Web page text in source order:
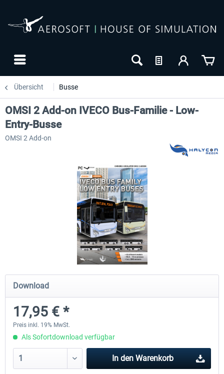
Übersicht Busse
OMSI 2 Add-on Valiant Citybus 7700
Hybrid
OMSI 2 Add-on IVECO Bus-
Low-Entry-Busse
OMSI 2 Add-on IVECO Bus-Familie - Low-
Entry-Busse
OMSI 2 Add-on
Download
17,95 € *
Preis inkl. 19% MwSt.
Als Sofortdownload verfügbar
In den Warenkorb